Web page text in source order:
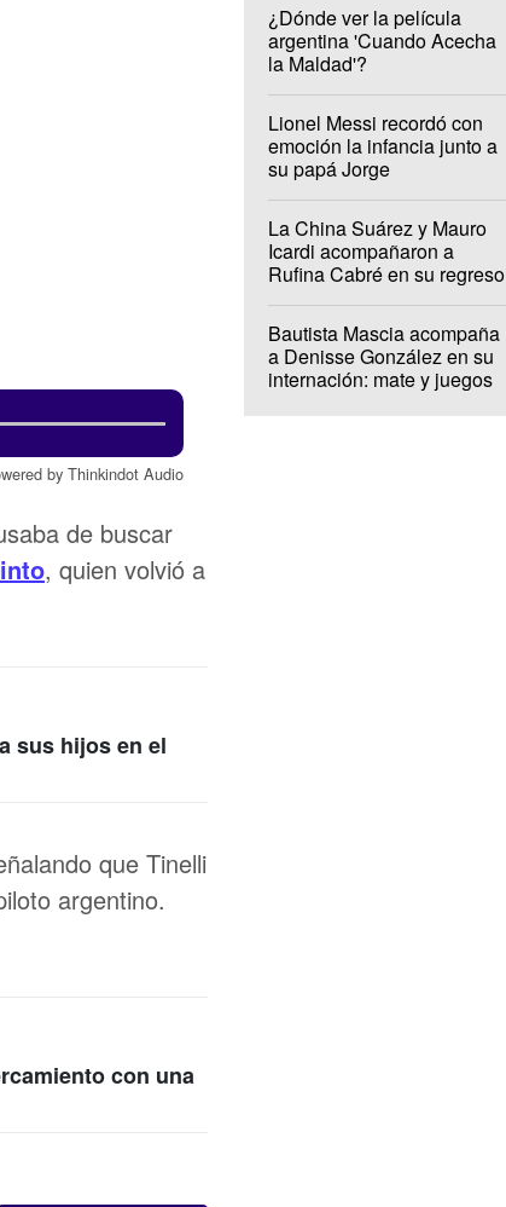
by Thinkindot Audio
de buscar
, quien volvió a
sus hijos en el
que Tinelli
argentino.
con una
¿Dónde ver la película
argentina 'Cuando Acecha
la Maldad'?
Lionel Messi recordó con
emoción la infancia junto a
su papá Jorge
La China Suárez y Mauro
Icardi acompañaron a
Rufina Cabré en su regreso
Bautista Mascia acompaña
a Denisse González en su
internación: mate y juegos